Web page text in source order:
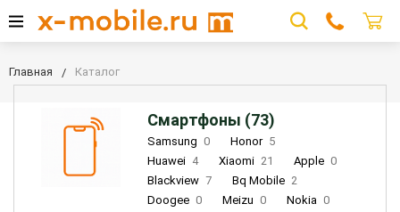
Главная Каталог
Смартфоны (73)
Samsung 0 Honor 5
Huawei 4 Xiaomi 21 Apple 0
Blackview 7 Bq Mobile 2
Doogee 0 Meizu 0 Nokia 0